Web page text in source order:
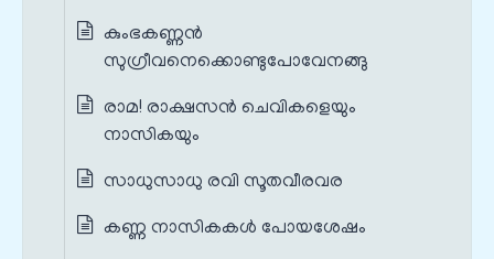
കുംഭകണ്ണൻ
സുഗ്രീവനെക്കൊണ്ടുപോവേനങ്ങു
രാമ! രാക്ഷസൻ ചെവികളെയും
നാസികയും
സാധുസാധു രവി സൂതവീരവര
കണ്ണ നാസികകൾ പോയശേഷം